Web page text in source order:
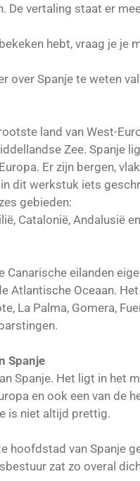
De vertaling staat er
hebt, vraag je je
over Spanje te weten
land van West-
Zee. Spanje
Er zijn bergen,
dit werkstuk iets
gebieden:
Catalonië, Andalusië
Canarische eilanden
Atlantische Oceaan.
La Palma, Gomera,
Spanje
Spanje. Het ligt in het
en ook een van de
is niet altijd prettig.
hoofdstad van Spanje
zat zo overal